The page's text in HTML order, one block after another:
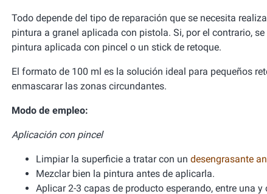
Todo depende del tipo de reparación que se necesita
pintura a granel aplicada con pistola. Si, por el contrario,
pintura aplicada con pincel o un stick de retoque.
El formato de 100 ml es la solución ideal para pequeños
enmascarar las zonas circundantes.
Modo de empleo:
Aplicación con pincel
Limpiar la superficie a tratar con un desengrasante
Mezclar bien la pintura antes de aplicarla.
Aplicar 2-3 capas de producto esperando, entre una